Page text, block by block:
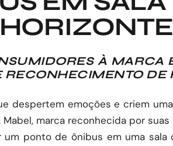
À
DE
despertem emoções e criem
marca reconhecida por
ponto de ônibus em uma